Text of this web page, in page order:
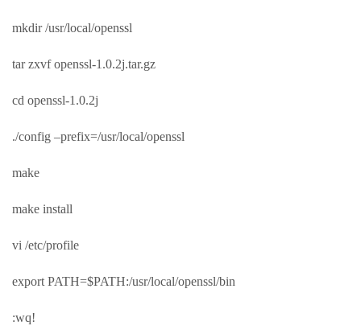
mkdir /usr/local/openssl
tar zxvf openssl-1.0.2j.tar.gz
cd openssl-1.0.2j
./config –prefix=/usr/local/openssl
make
make install
vi /etc/profile
export PATH=$PATH:/usr/local/openssl/bin
:wq!